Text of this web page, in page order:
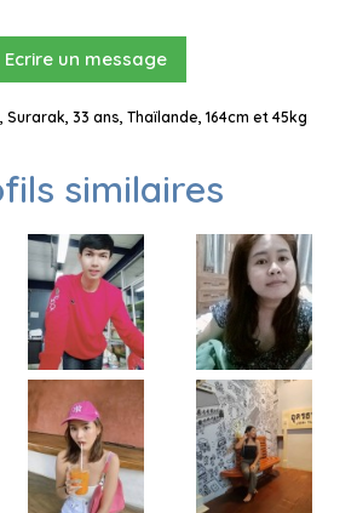
Ecrire un message
33 ans, Thaïlande, 164cm et 45kg
similaires